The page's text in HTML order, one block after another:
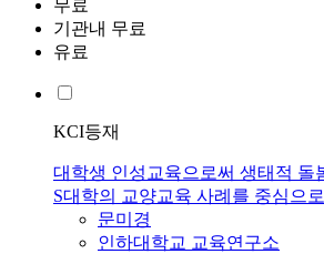
무료
기관내 무료
유료
KCI등재
대학생 인성교육으로써 생태적 돌
S대학의 교양교육 사례를 중심으로
문미경
인하대학교 교육연구소